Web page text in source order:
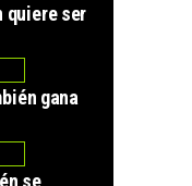
quiere ser
gana
se